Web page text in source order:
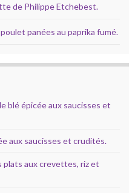
de Philippe Etchebest.
panées au paprika fumé.
blé épicée aux saucisses et
aux saucisses et crudités.
plats aux crevettes, riz et